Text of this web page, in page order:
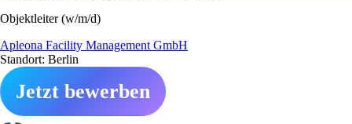
Objektleiter (w/m/d)
Apleona Facility Management GmbH
Standort: Berlin
Jetzt bewerben